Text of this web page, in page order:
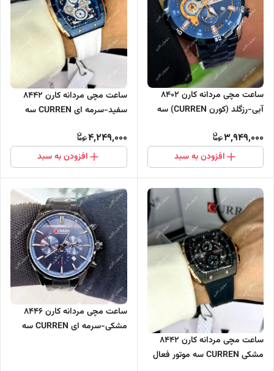
ساعت مچی مردانه کارن 8402
آبی-رزگلد (کورن CURREN) سه
3,949,000
افزودن به سبد
ساعت مچی مردانه کارن 8442
سفید-سرمه ای CURREN سه
4,249,000
افزودن به سبد
ساعت مچی مردانه کارن 8442
مشکی CURREN سه موتور فعال
ساعت مچی مردانه کارن 8446
مشکی-سرمه ای CURREN سه